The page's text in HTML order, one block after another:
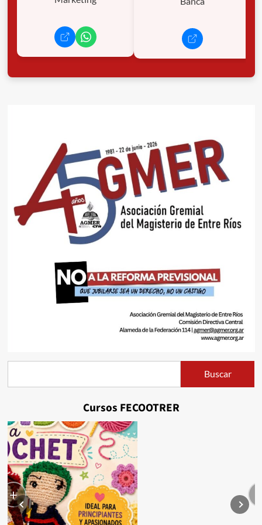
Buscar
Cursos FECOOTRER
+